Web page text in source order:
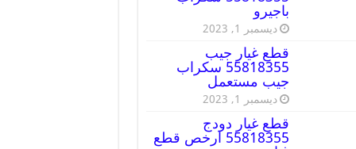
باجيرو
ديسمبر 1, 2023
قطع غيار جيب
55818355 سكراب
جيب مستعمل
ديسمبر 1, 2023
قطع غيار دودج
55818355 ارخص قطع